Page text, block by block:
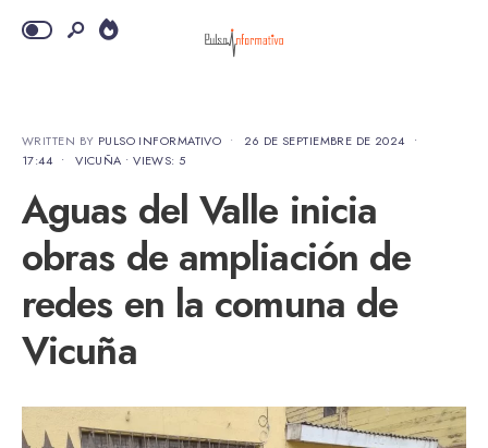
WRITTEN BY PULSO INFORMATIVO • 26 DE SEPTIEMBRE DE 2024 •
17:44 • VICUÑA •VIEWS: 5
Aguas del Valle inicia
obras de ampliación de
redes en la comuna de
Vicuña